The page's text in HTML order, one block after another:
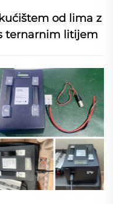
od lima z
ternarnim litijem